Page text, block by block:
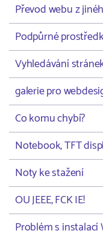
Převod webu z
Podpůrné
Vyhledávání
galerie pro
Co komu chybí?
Notebook, TFT
Noty ke stažení
OU JEEE, FCK IE!
Problém s instalací